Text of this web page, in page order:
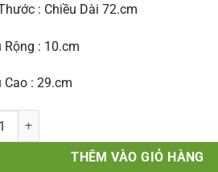
: Chiều Dài 72.cm
Rộng : 10.cm
Cao : 29.cm
Vợt Cầu Lông Guang Yu 1 Ngăn
THÊM VÀO GIỎ HÀNG